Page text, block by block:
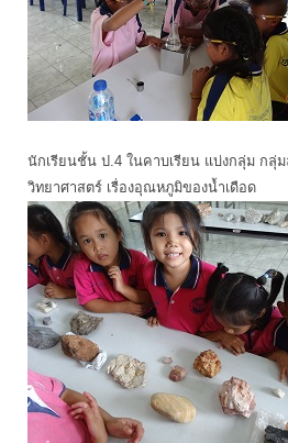
นักเรียนชั้น ป.4 ในคาบเรียน แบ่งกลุ่ม กลุ่
วิทยาศาสตร์ เรื่องอุณหภูมิของน้ำเดือด